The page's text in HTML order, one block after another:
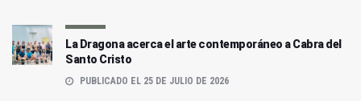
La Dragona acerca el arte contemporáneo a Cabra del
Santo Cristo
PUBLICADO EL 25 DE JULIO DE 2026